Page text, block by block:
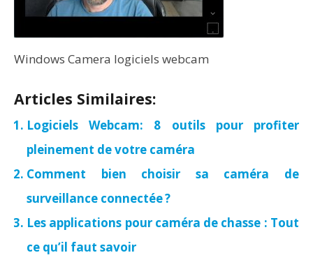
Windows Camera logiciels webcam
Articles Similaires:
Logiciels Webcam: 8 outils pour profiter
pleinement de votre caméra
Comment bien choisir sa caméra de
surveillance connectée ?
Les applications pour caméra de chasse : Tout
ce qu’il faut savoir